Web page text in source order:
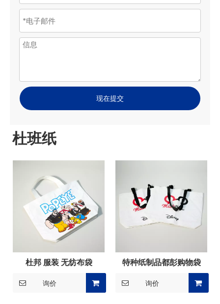
现在提交
杜班纸
杜邦 服装 无纺布袋
询价
特种纸制品都彭购物袋
询价